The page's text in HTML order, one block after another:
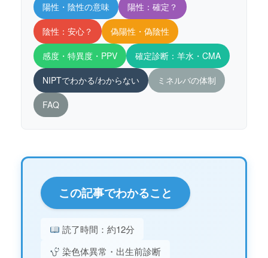
陽性・陰性の意味 陽性：確定？
陰性：安心？ 偽陽性・偽陰性
感度・特異度・PPV 確定診断：羊水・CMA
NIPTでわかる/わからない ミネルバの体制
FAQ
この記事でわかること
読了時間：約12分
染色体異常・出生前診断